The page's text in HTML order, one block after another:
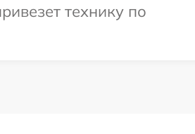
технику по